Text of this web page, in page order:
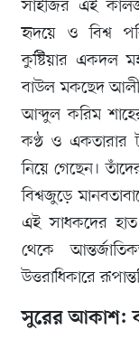
সাঁইজির এই
হৃদয়ে ও বিশ্ব
কুষ্টিয়ার একদল
বাউল মকছেদ
আব্দুল করিম
কণ্ঠ ও একতারার
নিয়ে গেছেন।
বিশ্বজুড়ে
এই সাধকদের
থেকে
উত্তরাধিকারে
সুরের আকাশ: